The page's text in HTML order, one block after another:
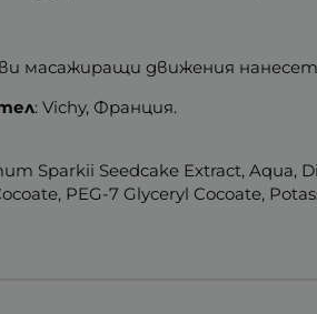
масажиращи движения
: Vichy, Франция.
Sparkii Seedcake Extract, Aqua,
PEG-7 Glyceryl Cocoate,